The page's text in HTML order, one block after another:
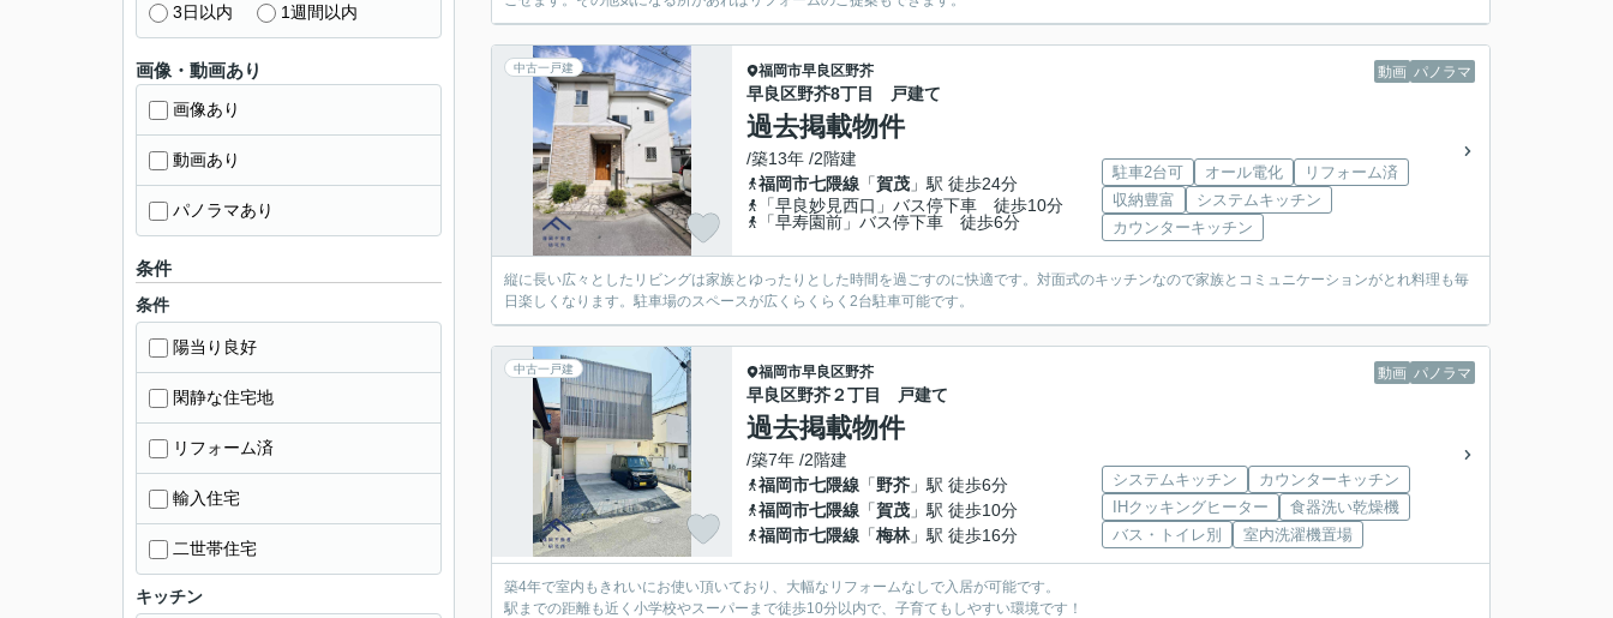
中古一戸建 動画 パノラマ
福岡市早良区野芥
早良区野芥8丁目 戸建て
過去掲載物件
/築13年 /2階建
福岡市七隈線 「賀茂 」駅 徒歩24分
「早良妙見西口」バス停下車 徒歩10分
「早寿園前」バス停下車 徒歩6分
駐車2台可 オール電化
リフォーム済
収納豊富
システムキッチン
カウンターキッチン
縦に長い広々としたリビングは家族とゆったりとした時間を過ごすのに快適です。対面式のキッチンなので家族とコミュニケーションがとれ料理も毎
日楽しくなります。駐車場のスペースが広くらくらく2台駐車可能です。
中古一戸建 動画 パノラマ
福岡市早良区野芥
早良区野芥２丁目 戸建て
過去掲載物件
/築7年 /2階建
福岡市七隈線 「野芥 」駅 徒歩6分
福岡市七隈線 「賀茂 」駅 徒歩10分
福岡市七隈線 「梅林」駅 徒歩16分
システムキッチン
カウンターキッチン
IHクッキングヒーター
食器洗い乾燥機
バス・トイレ別
室内洗濯機置場
築4年で室内もきれいにお使い頂いており、大幅なリフォームなしで入居が可能です。
駅までの距離も近く小学校やスーパーまで徒歩10分以内で、子育てもしやすい環境です！
3日以内 1週間以内
画像・動画あり
画像あり
動画あり
パノラマあり
条件
条件
陽当り良好
閑静な住宅地
リフォーム済
輸入住宅
二世帯住宅
キッチン